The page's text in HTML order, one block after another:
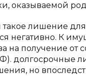
оказываемой
такое лишение
негативно. К
на получение от
РФ).
но